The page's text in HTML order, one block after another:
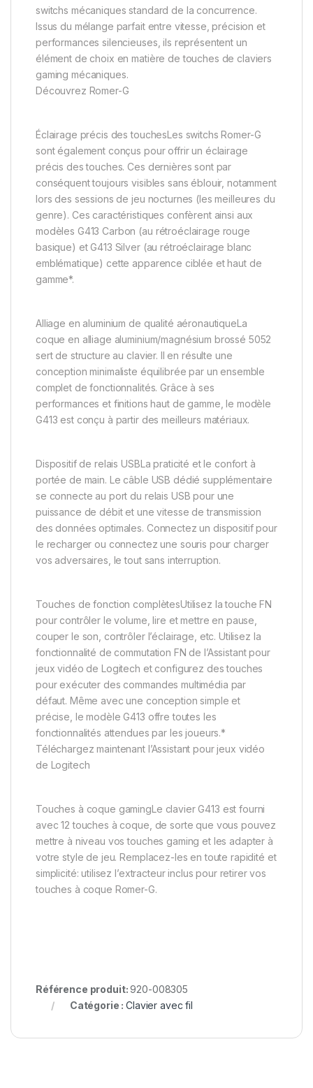
switchs mécaniques standard de la concurrence.
Issus du mélange parfait entre vitesse, précision et
performances silencieuses, ils représentent un
élément de choix en matière de touches de claviers
gaming mécaniques.
Découvrez Romer-G
Éclairage précis des touchesLes switchs Romer-G
sont également conçus pour offrir un éclairage
précis des touches. Ces dernières sont par
conséquent toujours visibles sans éblouir, notamment
lors des sessions de jeu nocturnes (les meilleures du
genre). Ces caractéristiques confèrent ainsi aux
modèles G413 Carbon (au rétroéclairage rouge
basique) et G413 Silver (au rétroéclairage blanc
emblématique) cette apparence ciblée et haut de
gamme*.
Alliage en aluminium de qualité aéronautiqueLa
coque en alliage aluminium/magnésium brossé 5052
sert de structure au clavier. Il en résulte une
conception minimaliste équilibrée par un ensemble
complet de fonctionnalités. Grâce à ses
performances et finitions haut de gamme, le modèle
G413 est conçu à partir des meilleurs matériaux.
Dispositif de relais USBLa praticité et le confort à
portée de main. Le câble USB dédié supplémentaire
se connecte au port du relais USB pour une
puissance de débit et une vitesse de transmission
des données optimales. Connectez un dispositif pour
le recharger ou connectez une souris pour charger
vos adversaires, le tout sans interruption.
Touches de fonction complètesUtilisez la touche FN
pour contrôler le volume, lire et mettre en pause,
couper le son, contrôler l’éclairage, etc. Utilisez la
fonctionnalité de commutation FN de l’Assistant pour
jeux vidéo de Logitech et configurez des touches
pour exécuter des commandes multimédia par
défaut. Même avec une conception simple et
précise, le modèle G413 offre toutes les
fonctionnalités attendues par les joueurs.*
Téléchargez maintenant l’Assistant pour jeux vidéo
de Logitech
Touches à coque gamingLe clavier G413 est fourni
avec 12 touches à coque, de sorte que vous pouvez
mettre à niveau vos touches gaming et les adapter à
votre style de jeu. Remplacez-les en toute rapidité et
simplicité: utilisez l’extracteur inclus pour retirer vos
touches à coque Romer-G.
Référence produit:920-008305
Catégorie :Clavier avec fil